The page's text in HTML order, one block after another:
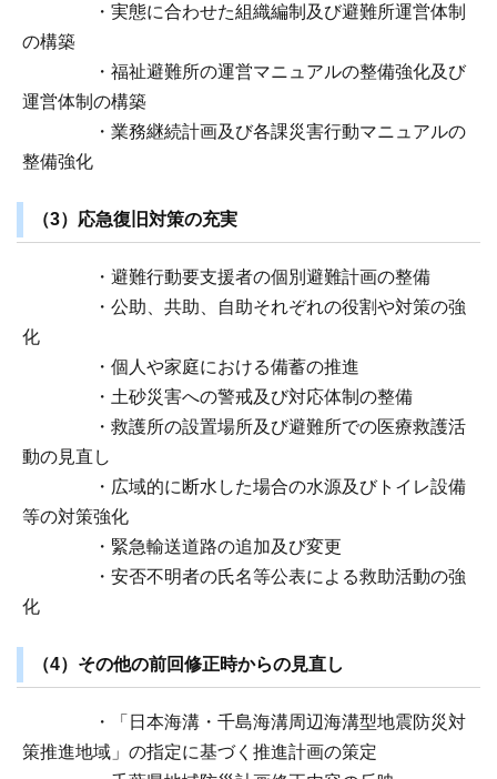
・実態に合わせた組織編制及び避難所運営体制
の構築
・福祉避難所の運営マニュアルの整備強化及び
運営体制の構築
・業務継続計画及び各課災害行動マニュアルの
整備強化
（3）応急復旧対策の充実
・避難行動要支援者の個別避難計画の整備
・公助、共助、自助それぞれの役割や対策の強
化
・個人や家庭における備蓄の推進
・土砂災害への警戒及び対応体制の整備
・救護所の設置場所及び避難所での医療救護活
動の見直し
・広域的に断水した場合の水源及びトイレ設備
等の対策強化
・緊急輸送道路の追加及び変更
・安否不明者の氏名等公表による救助活動の強
化
（4）その他の前回修正時からの見直し
・「日本海溝・千島海溝周辺海溝型地震防災対
策推進地域」の指定に基づく推進計画の策定